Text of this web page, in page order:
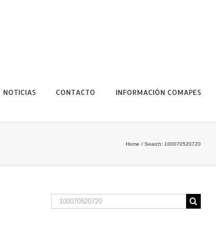
NOTICIAS CONTACTO INFORMACIÓN COMAPES
Home Search: 100070520720
Search
for: